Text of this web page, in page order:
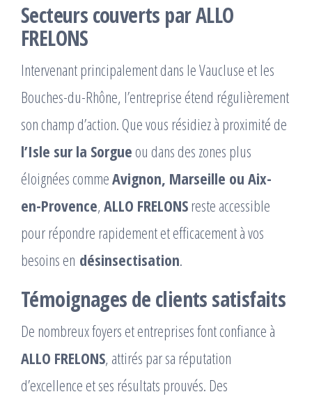
Secteurs couverts par ALLO
FRELONS
Intervenant principalement dans le Vaucluse et les
Bouches-du-Rhône, l’entreprise étend régulièrement
son champ d’action. Que vous résidiez à proximité de
l’Isle sur la Sorgue ou dans des zones plus
éloignées commeAvignon, Marseille ou Aix-
en-Provence,ALLO FRELONS reste accessible
pour répondre rapidement et efficacement à vos
besoins en désinsectisation.
Témoignages de clients satisfaits
De nombreux foyers et entreprises font confiance à
ALLO FRELONS, attirés par sa réputation
d’excellence et ses résultats prouvés. Des